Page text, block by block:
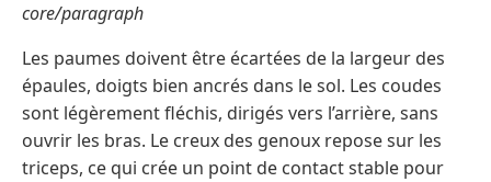
core/paragraph
Les paumes doivent être écartées de la largeur des
épaules, doigts bien ancrés dans le sol. Les coudes
sont légèrement fléchis, dirigés vers l’arrière, sans
ouvrir les bras. Le creux des genoux repose sur les
triceps, ce qui crée un point de contact stable pour